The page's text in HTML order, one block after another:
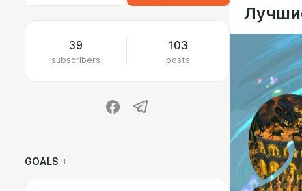
39
subscribers
103
posts
GOALS 1